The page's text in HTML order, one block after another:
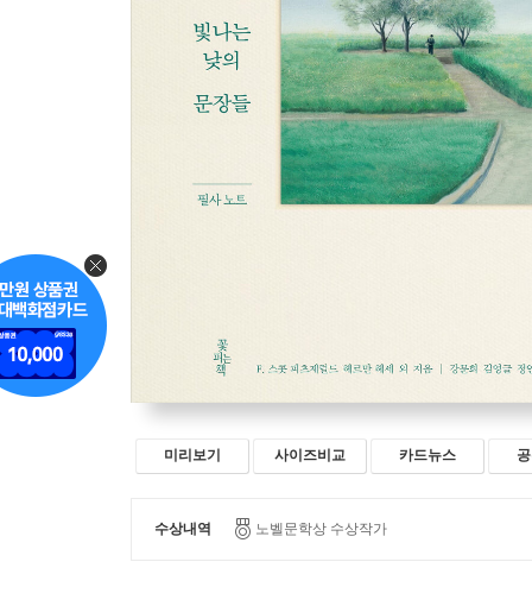
미리보기 사이즈비교 카드뉴스
수상내역 노벨문학상 수상작가